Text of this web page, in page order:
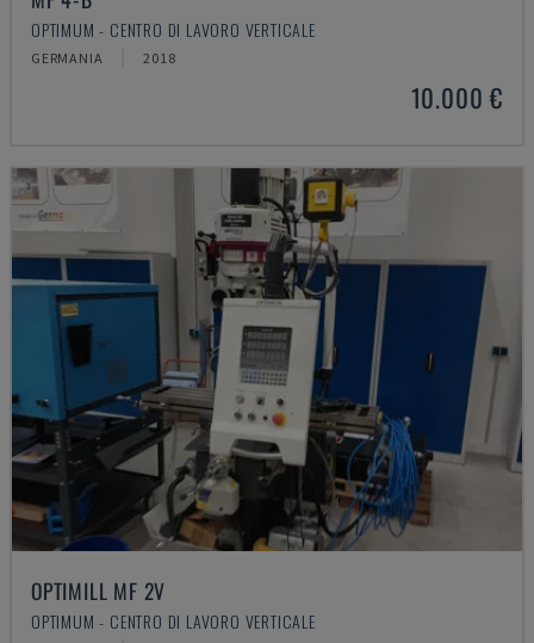
OPTIMUM - CENTRO DI LAVORO VERTICALE
GERMANIA 2018
10.000 €
OPTIMILL MF 2V
OPTIMUM - CENTRO DI LAVORO VERTICALE